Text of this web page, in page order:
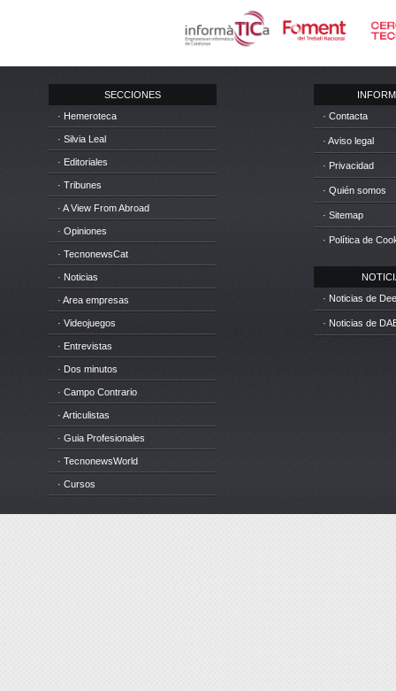
SECCIONES
· Hemeroteca
· Silvia Leal
· Editoriales
· Tribunes
· A View From Abroad
· Opiniones
· TecnonewsCat
· Noticias
· Area empresas
· Videojuegos
· Entrevistas
· Dos minutos
· Campo Contrario
· Articulistas
· Guia Profesionales
· TecnonewsWorld
· Cursos
· Contacta
· Aviso legal
· Privacidad
· Quién somos
· Sitemap
· Política de
· Noticias de
· Noticias de